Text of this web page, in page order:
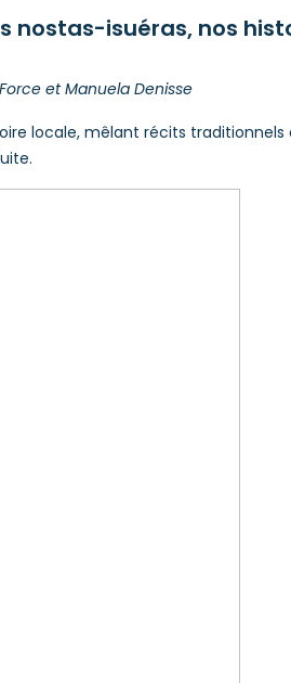
nostas-isuéras, nos
et Manuela Denisse
locale, mêlant récits traditionnels